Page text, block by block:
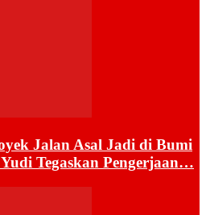
Jalan Asal Jadi di Bumi
Tegaskan Pengerjaan…